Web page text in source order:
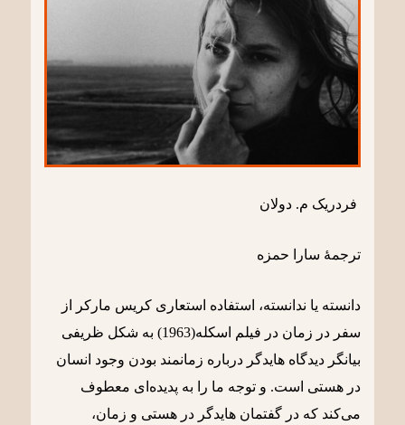
فردریک م. دولان
ترجمۀ سارا حمزه
دانسته یا ندانسته، استفاده استعاری کریس مارکر از
سفر در زمان در فیلم اسکله(1963) به شکل ظریفی
بیانگر دیدگاه هایدگر درباره زمانمند بودن وجود انسان
در هستی است. و توجه ما را به پدیده‌ای معطوف
می‌کند که در گفتمان هایدگر در هستی و زمان،